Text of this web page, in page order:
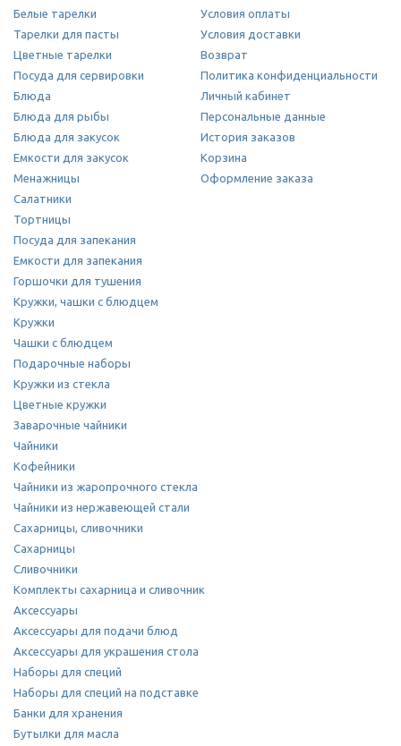
Белые тарелки
Тарелки для пасты
Цветные тарелки
Посуда для сервировки
Блюда
Блюда для рыбы
Блюда для закусок
Емкости для закусок
Менажницы
Салатники
Тортницы
Посуда для запекания
Емкости для запекания
Горшочки для тушения
Кружки, чашки с блюдцем
Кружки
Чашки с блюдцем
Подарочные наборы
Кружки из стекла
Цветные кружки
Заварочные чайники
Чайники
Кофейники
Чайники из жаропрочного стекла
Чайники из нержавеющей стали
Сахарницы, сливочники
Сахарницы
Сливочники
Комплекты сахарница и сливочник
Аксессуары
Аксессуары для подачи блюд
Аксессуары для украшения стола
Наборы для специй
Наборы для специй на подставке
Банки для хранения
Бутылки для масла
Условия оплаты
Условия доставки
Возврат
Политика конфиденциальности
Личный кабинет
Персональные данные
История заказов
Корзина
Оформление заказа